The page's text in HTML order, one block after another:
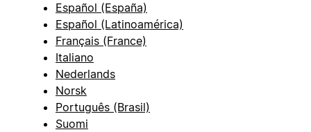
Español (España)
Español (Latinoamérica)
Français (France)
Italiano
Nederlands
Norsk
Português (Brasil)
Suomi